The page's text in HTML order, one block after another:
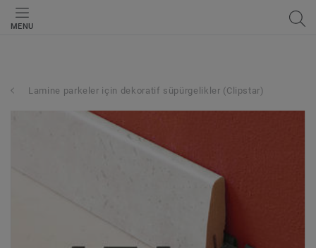
MENU
Lamine parkeler için dekoratif süpürgelikler (Clipstar)